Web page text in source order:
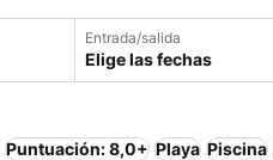
Entrada/salida
Elige las fechas
Puntuación: 8,0+ Playa Piscina